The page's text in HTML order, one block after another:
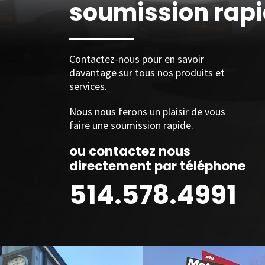
soumission
Contactez-nous pour en savoir
davantage sur tous nos produits et
services.
Nous nous ferons un plaisir de vous
faire une soumission rapide.
ou contactez nous
directement par téléphone
514.578.4991